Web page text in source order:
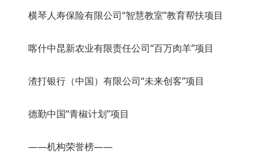
横琴人寿保险有限公司“智慧教室”教育帮扶项目
喀什中昆新农业有限责任公司“百万肉羊”项目
渣打银行（中国）有限公司“未来创客”项目
德勤中国“青椒计划”项目
——机构荣誉榜——